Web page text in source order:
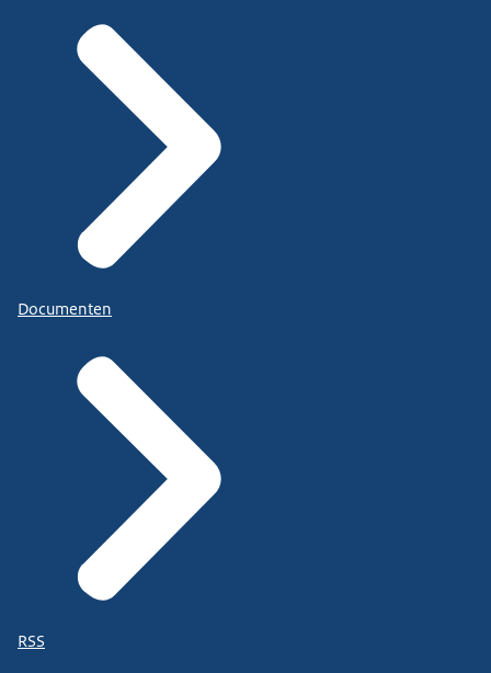
Documenten
RSS